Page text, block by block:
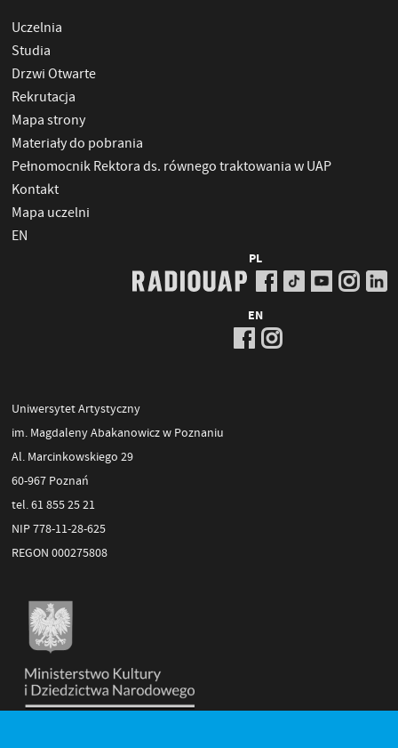
Uczelnia
Studia
Drzwi Otwarte
Rekrutacja
Mapa strony
Materiały do pobrania
Pełnomocnik Rektora ds. równego traktowania w UAP
Kontakt
Mapa uczelni
EN
PL
EN
Uniwersytet Artystyczny
im. Magdaleny Abakanowicz w Poznaniu
Al. Marcinkowskiego 29
60-967 Poznań
tel. 61 855 25 21
NIP 778-11-28-625
REGON 000275808